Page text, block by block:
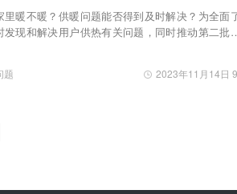
暖不暖？供暖问题能否得到及时解决？为全面
现和解决用户供热有关问题，同时推动第二批
题 2023年11月14日